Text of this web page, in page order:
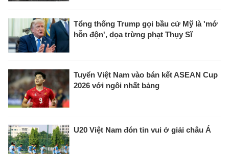
Tổng thống Trump gọi bầu cử Mỹ là 'mớ
hỗn độn', dọa trừng phạt Thụy Sĩ
Tuyển Việt Nam vào bán kết ASEAN Cup
2026 với ngôi nhất bảng
U20 Việt Nam đón tin vui ở giải châu Á